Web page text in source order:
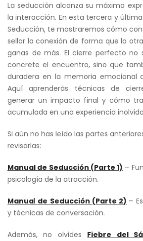
La seducción alcanza su máxima
la interacción. En esta tercera y
Seducción, te mostraremos cómo
sellar la conexión de forma que la
ganas de más. El cierre perfecto no
concrete el encuentro, sino que
duradera en la memoria emocional
Aquí aprenderás técnicas de
generar un impacto final y cómo
acumulada en una experiencia
Si aún no has leído las partes
revisarlas:
Manual de Seducción (Parte 1) –
psicología de la atracción.
Manual de Seducción (Parte 2) –
y técnicas de conversación.
Además, no olvides Fiebre del